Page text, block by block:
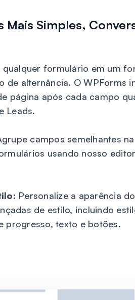
Mais Simples,
formulário em um
de alternância. O WPForms
página após cada campo
Leads.
campos semelhantes
usando nosso
Personalize a aparência
de estilo, incluindo
progresso, texto e botões.